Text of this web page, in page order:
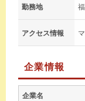
勤務地
アクセス情報
企業情報
企業名